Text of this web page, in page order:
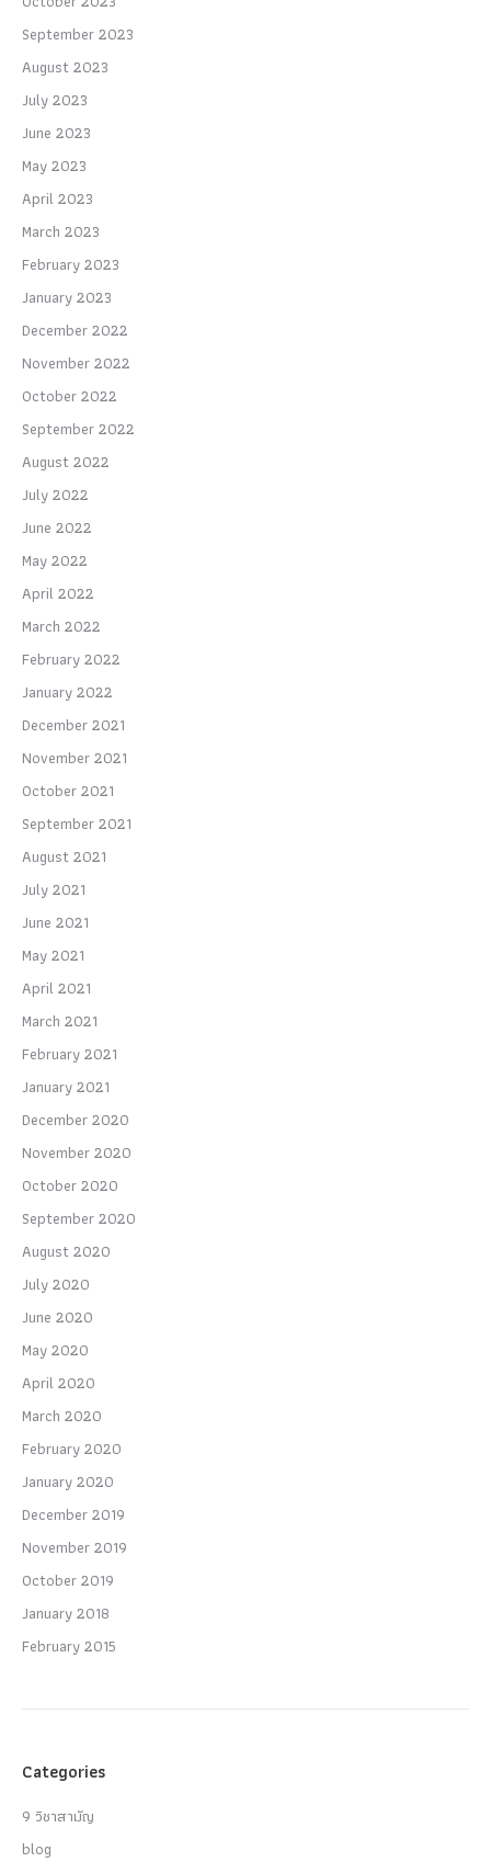
September 2023
August 2023
July 2023
June 2023
May 2023
April 2023
March 2023
February 2023
January 2023
December 2022
November 2022
October 2022
September 2022
August 2022
July 2022
June 2022
May 2022
April 2022
March 2022
February 2022
January 2022
December 2021
November 2021
October 2021
September 2021
August 2021
July 2021
June 2021
May 2021
April 2021
March 2021
February 2021
January 2021
December 2020
November 2020
October 2020
September 2020
August 2020
July 2020
June 2020
May 2020
April 2020
March 2020
February 2020
January 2020
December 2019
November 2019
October 2019
January 2018
February 2015
Categories
9 วิชาสามัญ
blog